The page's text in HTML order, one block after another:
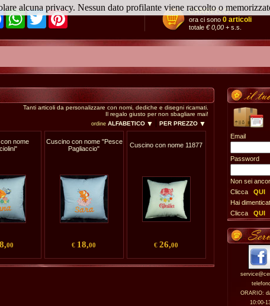
FacebookWhatsApp
TwitterPinterest CARRELLO:
ora ci sono 0 articoli
totale € 0,00 + s.s.
Tanti articoli da personalizzare con nomi, dediche e disegni ricamati.
Il regalo giusto per non sbagliare mai!
ordine ALFABETICO | PER PREZZO
nome
00
Cuscino con nome "Pesce
Pagliaccio"
€ 18,00
Cuscino con nome 11877
€ 26,00
Email
Password
Non sei
Clicca
QUI
Hai
Clicca
QUI
ORARIO:
10:00-
alcuna privacy. Nessun dato profilante viene raccolto o